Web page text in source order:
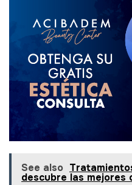
See also
descubre las mejores